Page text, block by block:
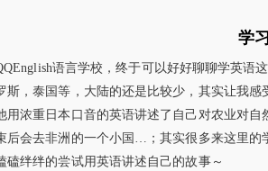
学
语言学校，终于可以好好聊聊学英语
斯，泰国等，大陆的还是比较少，其实让我
用浓重日本口音的英语讲述了自己对农业对
后会去非洲的一个小国…；其实很多来这里
绊绊的尝试用英语讲述自己的故事～